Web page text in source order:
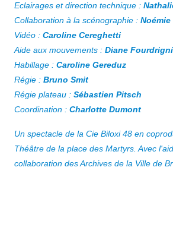
Eclairages et direction technique :
Collaboration à la scénographie : Noémie
Vidéo : Caroline Cereghetti
Aide aux mouvements : Diane
Habillage : Caroline Gereduz
Régie : Bruno Smit
Régie plateau : Sébastien Pitsch
Coordination : Charlotte Dumont
Un spectacle de la Cie Biloxi 48 en
Théâtre de la place des Martyrs. Avec
collaboration des Archives de la Ville de